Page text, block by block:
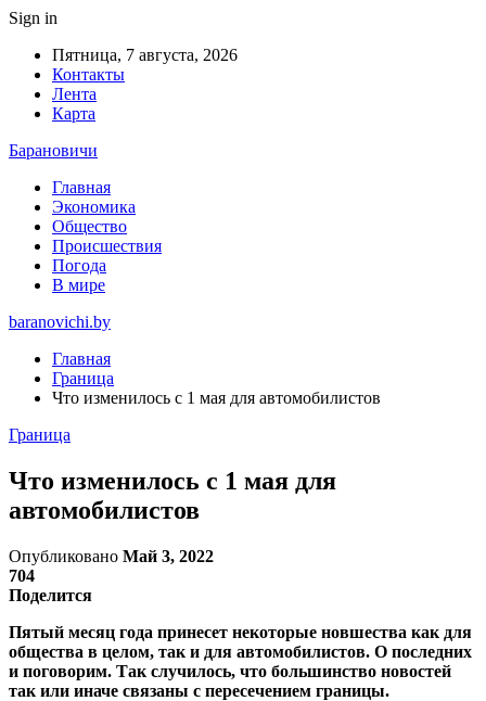
Sign in
Пятница, 7 августа, 2026
Контакты
Лента
Карта
Барановичи
Главная
Экономика
Общество
Происшествия
Погода
В мире
baranovichi.by
Главная
Граница
Что изменилось с 1 мая для автомобилистов
Граница
Что изменилось с 1 мая для
автомобилистов
Опубликовано Май 3, 2022
704
Поделится
Пятый месяц года принесет некоторые новшества как для
общества в целом, так и для автомобилистов. О последних
и поговорим. Так случилось, что большинство новостей
так или иначе связаны с пересечением границы.